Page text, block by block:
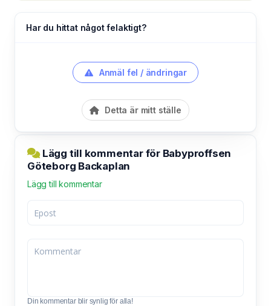
Har du hittat något felaktigt?
Anmäl fel / ändringar
Detta är mitt ställe
Lägg till kommentar för Babyproffsen
Göteborg Backaplan
Lägg till kommentar
Din kommentar blir synlig för alla!